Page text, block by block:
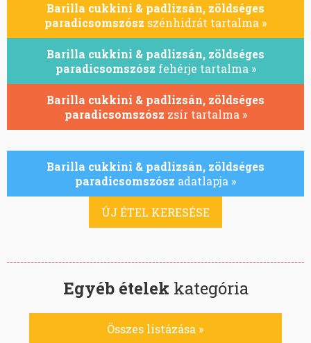
Barilla cukkini & padlizsán, zöldséges
paradicsomszósz szénhidrát tartalma »
Barilla cukkini & padlizsán, zöldséges
paradicsomszósz fehérje tartalma »
Barilla cukkini & padlizsán, zöldséges
paradicsomszósz zsír tartalma »
Barilla cukkini & padlizsán, zöldséges
paradicsomszósz adatlapja »
ÚJ ÉTEL KERESÉSE
Egyéb ételek kategória
Összes listázása »